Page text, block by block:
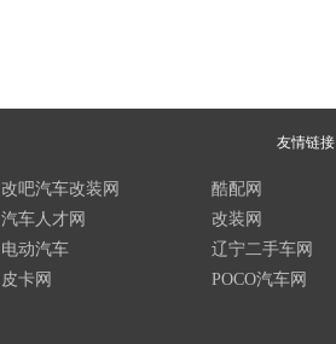
友情链接
改吧汽车改装网
汽车人才网
电动汽车
皮卡网
酷配网
改装网
辽宁二手车网
POCO汽车网